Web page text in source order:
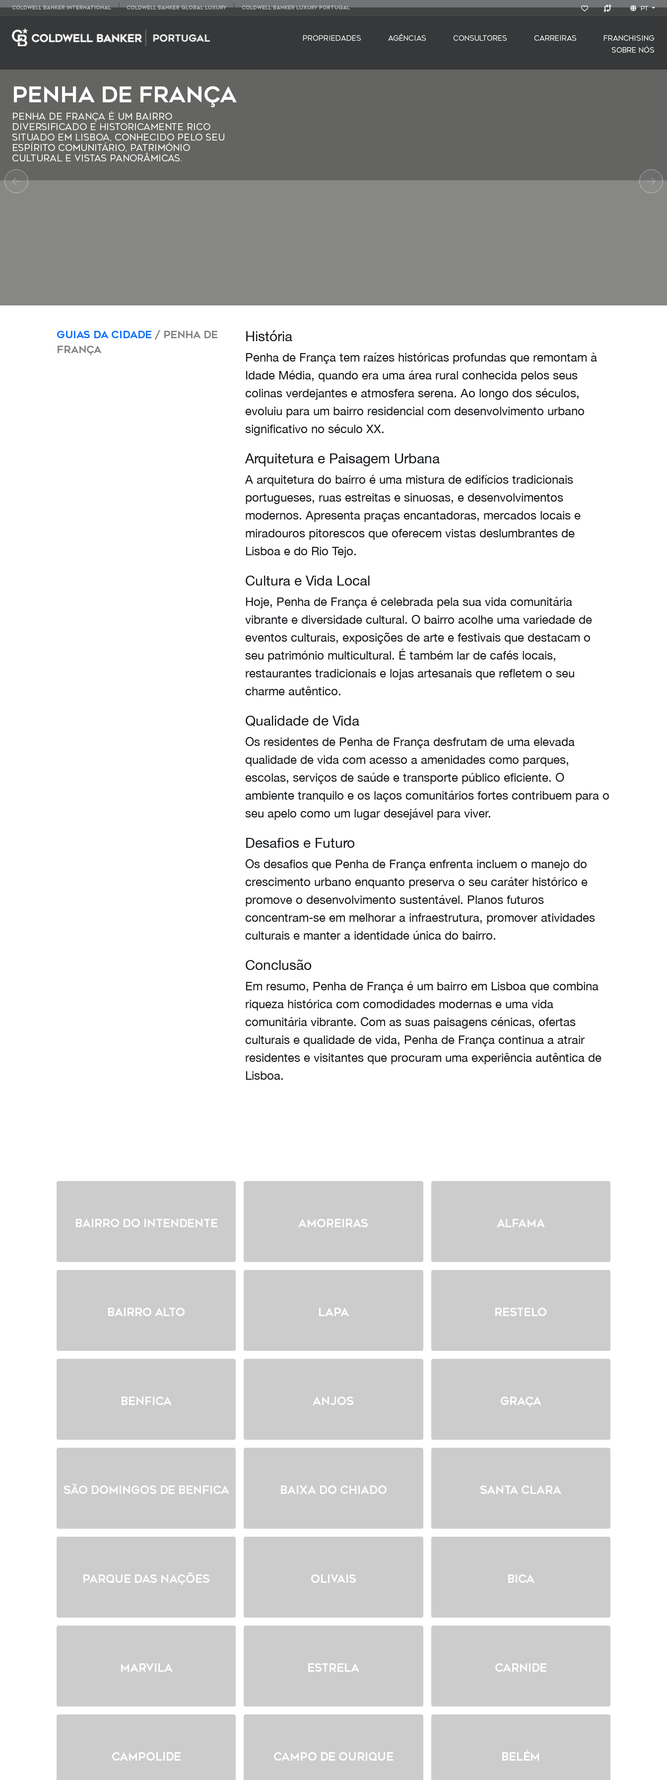
COLDWELL BANKER INTERNATIONAL COLDWELL BANKER GLOBAL LUXURY COLDWELL BANKER LUXURY PORTUGAL PT
PROPRIEDADES AGÊNCIAS CONSULTORES CARREIRAS
FRANCHISING
SOBRE NÓS
Penha de França
Penha de França é um bairro
diversificado e historicamente rico
situado em Lisboa, conhecido pelo seu
espírito comunitário, património
cultural e vistas panorâmicas.
Guias da Cidade / Penha de
França
História
Penha de França tem raízes históricas profundas que remontam à
Idade Média, quando era uma área rural conhecida pelos seus
colinas verdejantes e atmosfera serena. Ao longo dos séculos,
evoluiu para um bairro residencial com desenvolvimento urbano
significativo no século XX.
Arquitetura e Paisagem Urbana
A arquitetura do bairro é uma mistura de edifícios tradicionais
portugueses, ruas estreitas e sinuosas, e desenvolvimentos
modernos. Apresenta praças encantadoras, mercados locais e
miradouros pitorescos que oferecem vistas deslumbrantes de
Lisboa e do Rio Tejo.
Cultura e Vida Local
Hoje, Penha de França é celebrada pela sua vida comunitária
vibrante e diversidade cultural. O bairro acolhe uma variedade de
eventos culturais, exposições de arte e festivais que destacam o
seu património multicultural. É também lar de cafés locais,
restaurantes tradicionais e lojas artesanais que refletem o seu
charme autêntico.
Qualidade de Vida
Os residentes de Penha de França desfrutam de uma elevada
qualidade de vida com acesso a amenidades como parques,
escolas, serviços de saúde e transporte público eficiente. O
ambiente tranquilo e os laços comunitários fortes contribuem para o
seu apelo como um lugar desejável para viver.
Desafios e Futuro
Os desafios que Penha de França enfrenta incluem o manejo do
crescimento urbano enquanto preserva o seu caráter histórico e
promove o desenvolvimento sustentável. Planos futuros
concentram-se em melhorar a infraestrutura, promover atividades
culturais e manter a identidade única do bairro.
Conclusão
Em resumo, Penha de França é um bairro em Lisboa que combina
riqueza histórica com comodidades modernas e uma vida
comunitária vibrante. Com as suas paisagens cénicas, ofertas
culturais e qualidade de vida, Penha de França continua a atrair
residentes e visitantes que procuram uma experiência autêntica de
Lisboa.
Bairro do intendente Amoreiras Alfama
Bairro Alto Lapa Restelo
Benfica Anjos Graça
São Domingos de Benfica Baixa do Chiado Santa Clara
Parque das Nações Olivais Bica
Marvila Estrela Carnide
Campolide Campo de Ourique Belém